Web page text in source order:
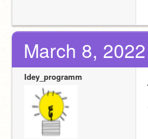
March 8,
Idey_programm